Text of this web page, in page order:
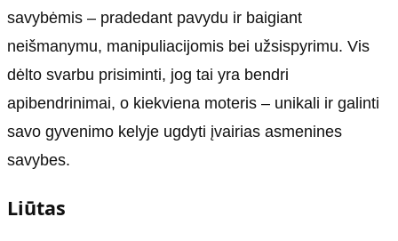
savybėmis – pradedant pavydu ir baigiant
neišmanymu, manipuliacijomis bei užsispyrimu. Vis
dėlto svarbu prisiminti, jog tai yra bendri
apibendrinimai, o kiekviena moteris – unikali ir galinti
savo gyvenimo kelyje ugdyti įvairias asmenines
savybes.
Liūtas